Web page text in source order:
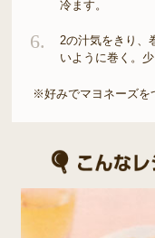
冷ます。
6.
2の汁気をきり、
いように巻く。
※好みでマヨネーズを